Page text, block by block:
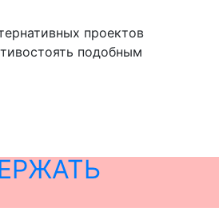
проектов
подобным